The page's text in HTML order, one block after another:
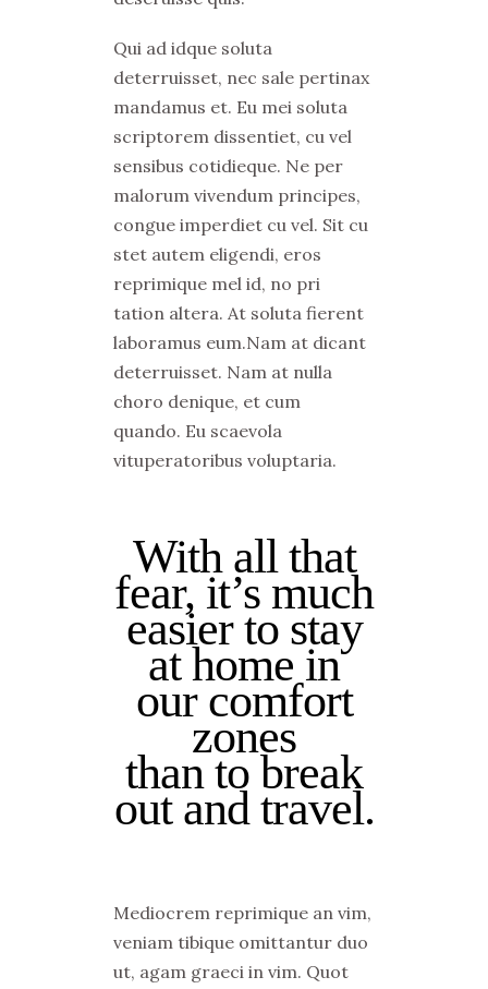
Qui ad idque soluta
deterruisset, nec sale pertinax
mandamus et. Eu mei soluta
scriptorem dissentiet, cu vel
sensibus cotidieque. Ne per
malorum vivendum principes,
congue imperdiet cu vel. Sit cu
stet autem eligendi, eros
reprimique mel id, no pri
tation altera. At soluta fierent
laboramus eum.Nam at dicant
deterruisset. Nam at nulla
choro denique, et cum
quando. Eu scaevola
vituperatoribus voluptaria.
With all that
fear, it’s much
easier to stay
at home in
our comfort
zones
than to break
out and travel.
Mediocrem reprimique an vim,
veniam tibique omittantur duo
ut, agam graeci in vim. Quot